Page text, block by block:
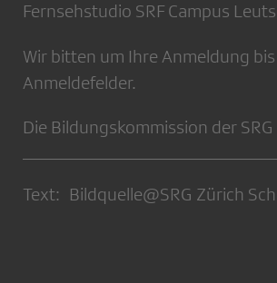
Fernsehstudio SRF Campus
Wir bitten um Ihre Anmeldung bis
Anmeldefelder.
Die Bildungskommission der
Text: Bildquelle@SRG Zürich